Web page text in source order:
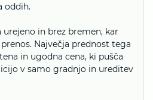
oddih.
in brez bremen, kar
Največja prednost tega
in ugodna cena, ki pušča
v samo gradnjo in ureditev